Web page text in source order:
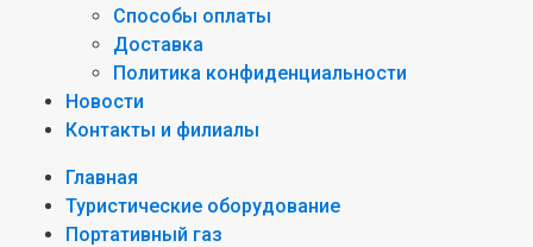
Способы оплаты
Доставка
Политика конфиденциальности
Новости
Контакты и филиалы
Главная
Туристические оборудование
Портативный газ